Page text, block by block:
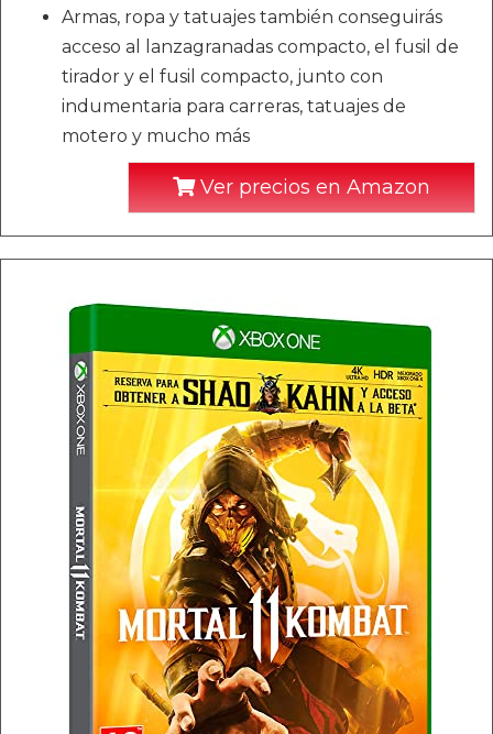
Armas, ropa y tatuajes también conseguirás
acceso al lanzagranadas compacto, el fusil de
tirador y el fusil compacto, junto con
indumentaria para carreras, tatuajes de
motero y mucho más
Ver precios en Amazon